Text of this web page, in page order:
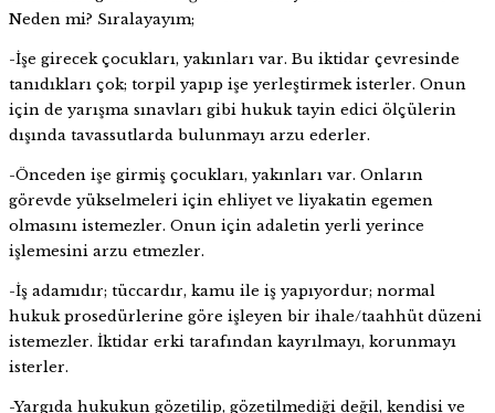
Neden mi? Sıralayayım;
-İşe girecek çocukları, yakınları var. Bu iktidar çevresinde
tanıdıkları çok; torpil yapıp işe yerleştirmek isterler. Onun
için de yarışma sınavları gibi hukuk tayin edici ölçülerin
dışında tavassutlarda bulunmayı arzu ederler.
-Önceden işe girmiş çocukları, yakınları var. Onların
görevde yükselmeleri için ehliyet ve liyakatin egemen
olmasını istemezler. Onun için adaletin yerli yerince
işlemesini arzu etmezler.
-İş adamıdır; tüccardır, kamu ile iş yapıyordur; normal
hukuk prosedürlerine göre işleyen bir ihale/taahhüt düzeni
istemezler. İktidar erki tarafından kayrılmayı, korunmayı
isterler.
-Yargıda hukukun gözetilip, gözetilmediği değil, kendisi ve